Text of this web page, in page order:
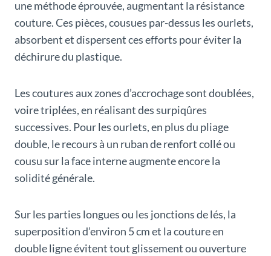
une méthode éprouvée, augmentant la résistance
couture. Ces pièces, cousues par-dessus les ourlets,
absorbent et dispersent ces efforts pour éviter la
déchirure du plastique.
Les coutures aux zones d’accrochage sont doublées,
voire triplées, en réalisant des surpiqûres
successives. Pour les ourlets, en plus du pliage
double, le recours à un ruban de renfort collé ou
cousu sur la face interne augmente encore la
solidité générale.
Sur les parties longues ou les jonctions de lés, la
superposition d’environ 5 cm et la couture en
double ligne évitent tout glissement ou ouverture